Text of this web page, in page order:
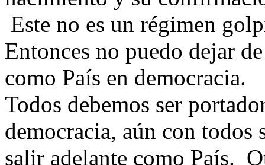
Este no es un régimen
Entonces no puedo dejar
como País en democracia.
Todos debemos ser
democracia, aún con todos
salir adelante como País.